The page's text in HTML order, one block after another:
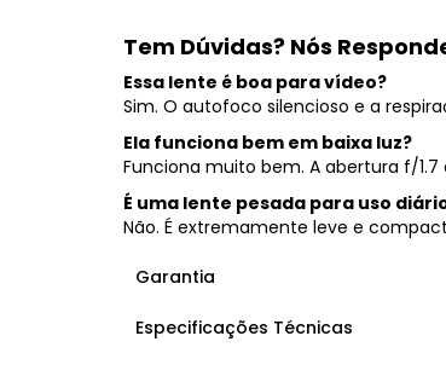
Garantia
Especificações Técnicas
Tem Dúvidas? Nós
Essa lente é boa para vídeo?
Sim. O autofoco silencioso e a
Ela funciona bem em baixa luz?
Funciona muito bem. A abertura f/
É uma lente pesada para uso
Não. É extremamente leve e